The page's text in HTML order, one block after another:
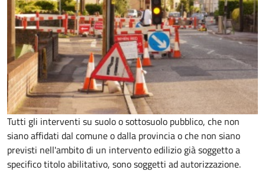
Tutti gli interventi su suolo o sottosuolo pubblico, che non
siano affidati dal comune o dalla provincia o che non siano
previsti nell'ambito di un intervento edilizio già soggetto a
specifico titolo abilitativo, sono soggetti adautorizzazione.